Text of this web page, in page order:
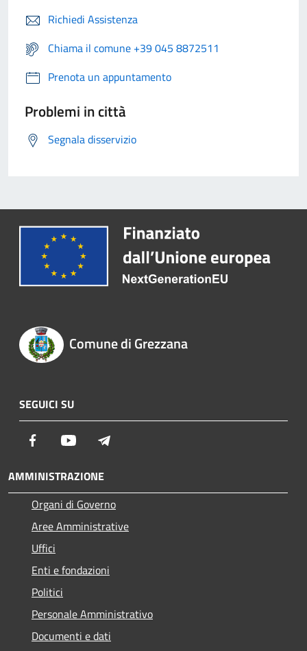
Richiedi Assistenza
Chiama il comune +39 045 8872511
Prenota un appuntamento
Problemi in città
Segnala disservizio
Comune di Grezzana
SEGUICI SU
Facebook Youtube
AMMINISTRAZIONE
Organi di Governo
Aree Amministrative
Uffici
Enti e fondazioni
Politici
Personale Amministrativo
Documenti e dati